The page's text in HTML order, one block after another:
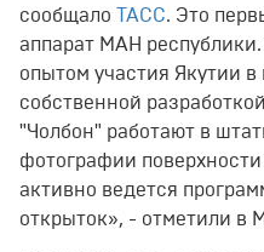
сообщало
ТАСС. Это
аппарат МАН
опытом участия Якутии в
собственной
"Чолбон" работают в
фотографии
активно ведется
открыток», - отметили в